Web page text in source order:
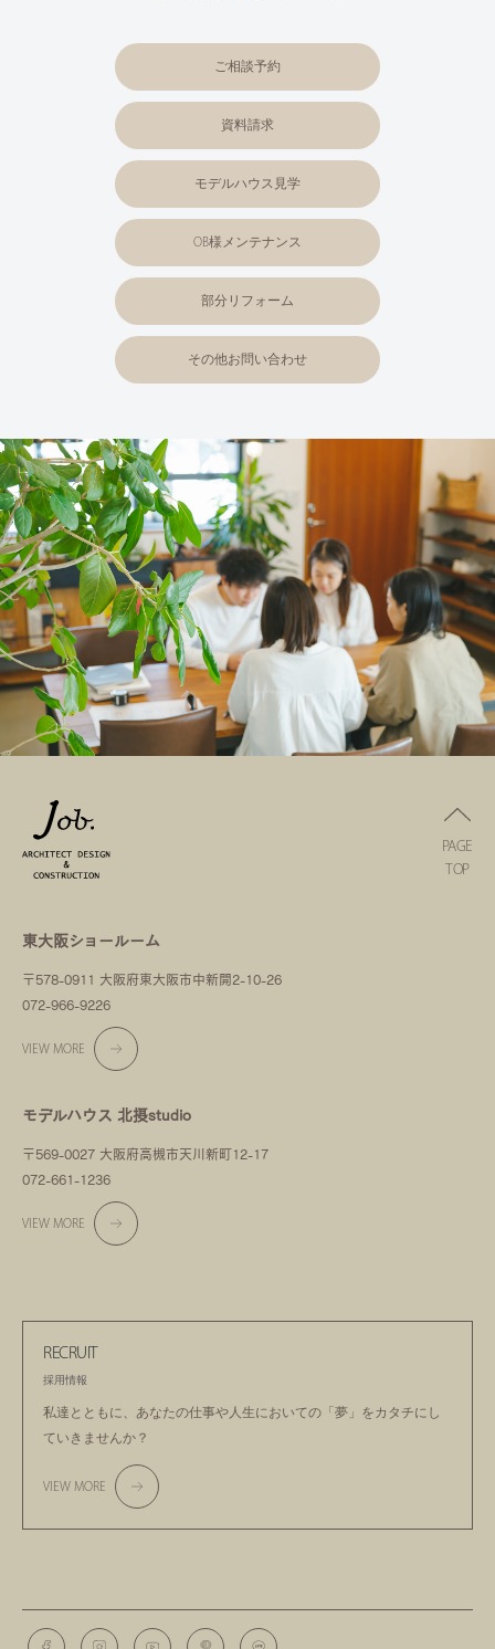
ご相談予約
資料請求
モデルハウス見学
OB様メンテナンス
部分リフォーム
その他お問い合わせ
東大阪ショールーム
〒578-0911 大阪府東大阪市中新開2-10-26
072-966-9226
VIEW MORE
モデルハウス 北摂studio
〒569-0027 大阪府高槻市天川新町12-17
072-661-1236
VIEW MORE
RECRUIT
採用情報
私達とともに、あなたの仕事や人生においての 「夢」をカタチにし
ていきませんか？
VIEW MORE
PAGE
TOP